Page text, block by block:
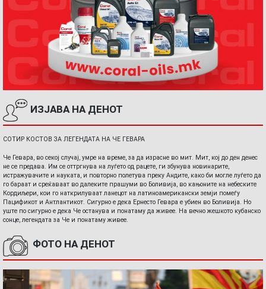
ИЗЈАВА НА ДЕНОТ
СОТИР КОСТОВ ЗА ЛЕГЕНДАТА НА ЧЕ ГЕВАРА
Че Гевара, во секој случај, умре на време, за да израсне во мит. Мит, кој до ден денес
не се предава. Им се оттргнува на луѓето од рацете, ги збунува новинарите,
истражувачите и науката, и повторно полетува преку Андите, како би могле луѓето да
го бараат и среќаваат во далеките прашуми во Боливија, во кањоните на небеските
Кордиљери, кои го наткрилуваат ланецот на латиноамерикански земји помеѓу
Пацификот и Антлантикот. Сигурно е дека Ернесто Гевара е убиен во Боливија. Но
уште по сигурно е дека Че останува и понатаму да живее. На вечно жешкото кубанско
сонце, легендата за Че и понатаму живее.
ФОТО НА ДЕНОТ